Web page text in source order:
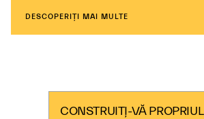
DESCOPERIȚI MAI MULTE
CONSTRUIȚI-VĂ PROPRIUL